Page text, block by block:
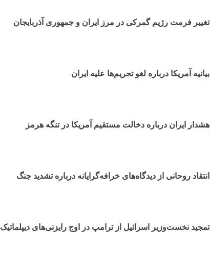
تغییر فرمت رژیم گمرکی در مرز ایران و جمهوری آذربایجان
بیانیه آمریکا درباره لغو تحریم‌ها علیه ایران
هشدار ایران درباره دخالت مستقیم آمریکا در تنگه هرمز
انتقاد روحانی از دیدگاه‌های خرافه‌گرایانه درباره تشدید جنگ
تمجید نخست‌وزیر اسرائیل از ترامپ در اوج رایزنی‌های دیپلماتیک